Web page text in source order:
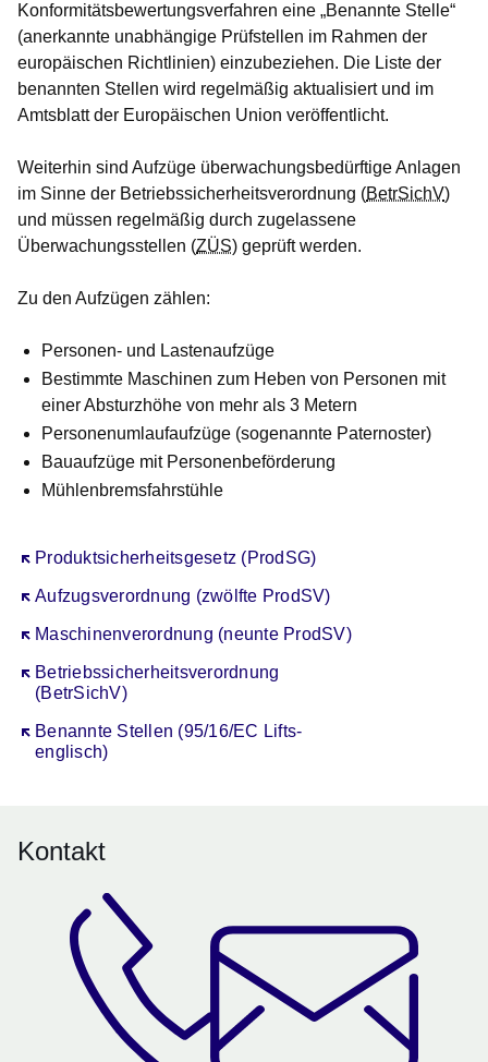
Konformitätsbewertungsverfahren eine „Benannte Stelle“
(anerkannte unabhängige Prüfstellen im Rahmen der
europäischen Richtlinien) einzubeziehen. Die Liste der
benannten Stellen wird regelmäßig aktualisiert und im
Amtsblatt der Europäischen Union veröffentlicht.
Weiterhin sind Aufzüge überwachungsbedürftige Anlagen
im Sinne der Betriebssicherheitsverordnung (BetrSichV)
und müssen regelmäßig durch zugelassene
Überwachungsstellen (ZÜS) geprüft werden.
Zu den Aufzügen zählen:
Personen- und Lastenaufzüge
Bestimmte Maschinen zum Heben von Personen mit
einer Absturzhöhe von mehr als 3 Metern
Personenumlaufaufzüge (sogenannte Paternoster)
Bauaufzüge mit Personenbeförderung
Mühlenbremsfahrstühle
Produktsicherheitsgesetz (ProdSG)
Öffnet sich in einem neuen Fenster
Aufzugsverordnung (zwölfte ProdSV)
Öffnet sich in einem neuen Fenster
Maschinenverordnung (neunte ProdSV)
Öffnet sich in einem neuen Fenster
Betriebssicherheitsverordnung
(BetrSichV)
Öffnet sich in einem neuen Fenster
Benannte Stellen (95/16/EC Lifts-
englisch)
Öffnet sich in einem neuen Fenster
Kontakt